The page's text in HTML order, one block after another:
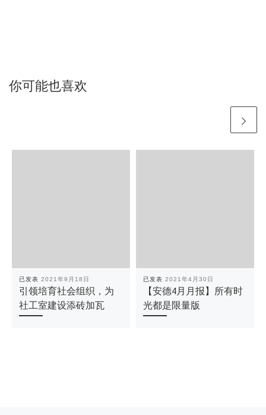
你可能也喜欢
已发表 2021年9月18日
引领培育社会组织，为
社工室建设添砖加瓦
已发表 2021年4月30日
【安德4月月报】所有时
光都是限量版